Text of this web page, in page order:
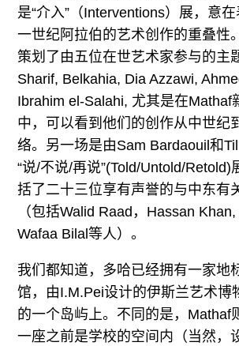
是“介入”（Interventions）展，意
一世纪阿拉伯的艺术创作的重叠性
策划了由五位在世艺术家参与的主
Sharif, Belkahia, Dia Azzawi,
Ibrahim el-Salahi, 尤其是在Mathaf
中，可以看到他们的创作从中世纪
络。另一场是由Sam Bardaouil和
“说/不说/再说”(Told/Untold/Retold)
括了二十三位享有声誉的与中东有
（包括Walid Raad，Hassan
Wafaa Bilal等人）。
我们都知道，多哈已经拥有一家地
馆，由I.M.Pei设计的伊斯兰艺术博
的一个岛屿上。不同的是，Mathaf
一座之前是学校的空间内（当然，